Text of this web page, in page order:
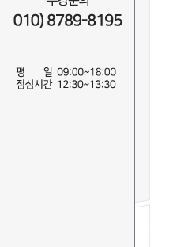
경영학사
보육교사
한국어교원